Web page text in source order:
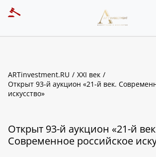
ARTinvestment.RU
XXI век
Открыт 93-й аукцион «21-й век.
искусство»
Открыт 93-й аукцион «21-й
Современное российское